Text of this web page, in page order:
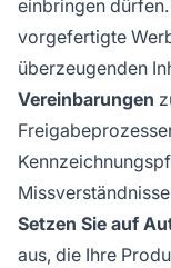
einbringen
vorgefertigte
überzeugenden
Vereinbarungen
Setzen Sie auf
aus, die Ihre